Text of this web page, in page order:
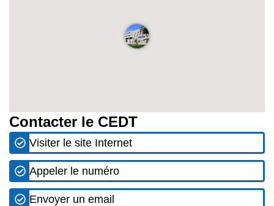
Contacter le CEDT
Visiter le site Internet
Appeler le numéro
Envoyer un email